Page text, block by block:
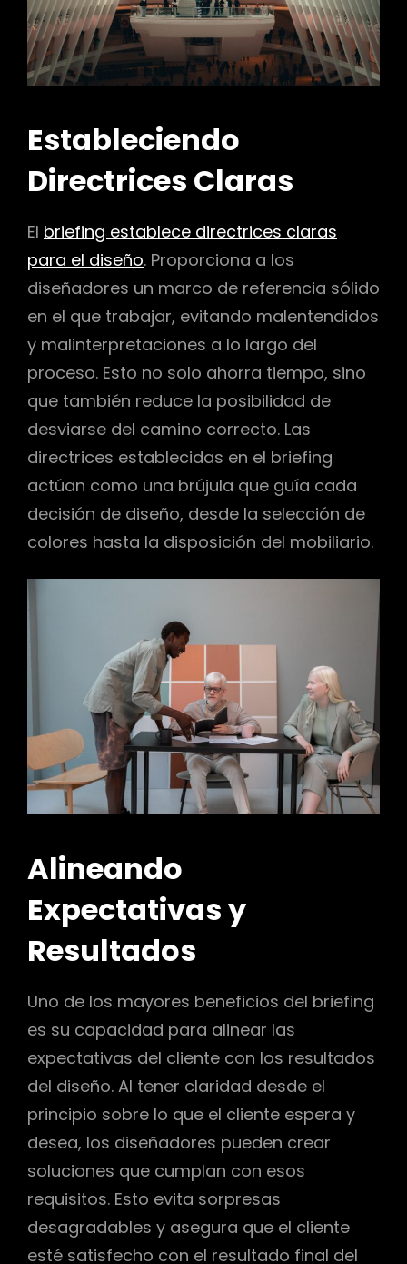
Estableciendo
Directrices Claras
El briefing establece directrices claras
para el diseño. Proporciona a los
diseñadores un marco de referencia sólido
en el que trabajar, evitando malentendidos
y malinterpretaciones a lo largo del
proceso. Esto no solo ahorra tiempo, sino
que también reduce la posibilidad de
desviarse del camino correcto. Las
directrices establecidas en el briefing
actúan como una brújula que guía cada
decisión de diseño, desde la selección de
colores hasta la disposición del mobiliario.
Alineando
Expectativas y
Resultados
Uno de los mayores beneficios del briefing
es su capacidad para alinear las
expectativas del cliente con los resultados
del diseño. Al tener claridad desde el
principio sobre lo que el cliente espera y
desea, los diseñadores pueden crear
soluciones que cumplan con esos
requisitos. Esto evita sorpresas
desagradables y asegura que el cliente
esté satisfecho con el resultado final del